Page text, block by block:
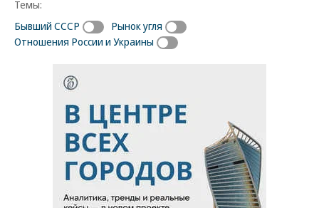
Темы:
Бывший СССР
Рынок угля
Отношения России и Украины